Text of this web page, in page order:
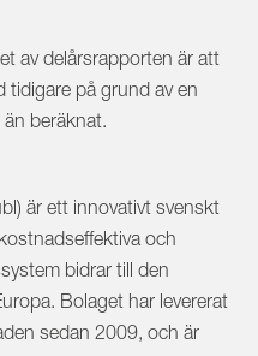
av delårsrapporten är att
tidigare på grund av en
beräknat.
är ett innovativt svenskt
och
bidrar till den
Bolaget har levererat
sedan 2009, och är